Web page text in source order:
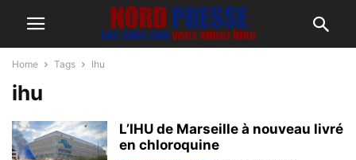
Home Tags Ihu
ihu
L’IHU de Marseille à nouveau livré
en chloroquine